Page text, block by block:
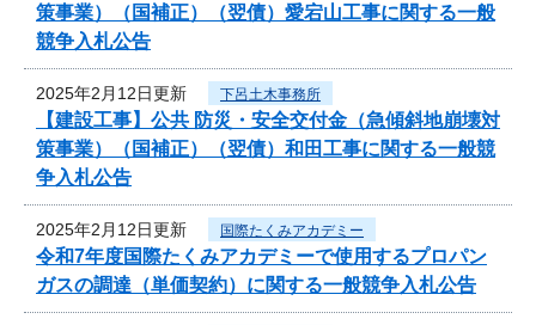
策事業）（国補正）（翌債）愛宕山工事に関する一般
競争入札公告
2025年2月12日更新 下呂土木事務所
【建設工事】公共 防災・安全交付金（急傾斜地崩壊対
策事業）（国補正）（翌債）和田工事に関する一般競
争入札公告
2025年2月12日更新 国際たくみアカデミー
令和7年度国際たくみアカデミーで使用するプロパン
ガスの調達（単価契約）に関する一般競争入札公告